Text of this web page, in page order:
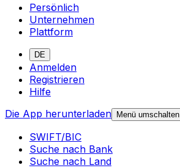
Persönlich
Unternehmen
Plattform
DE
Anmelden
Registrieren
Hilfe
Die App herunterladen Menü umschalten
SWIFT/BIC
Suche nach Bank
Suche nach Land